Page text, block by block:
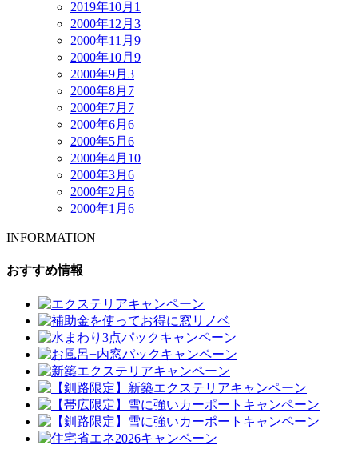
2019年10月 1
2000年12月 3
2000年11月 9
2000年10月 9
2000年9月 3
2000年8月 7
2000年7月 7
2000年6月 6
2000年5月 6
2000年4月 10
2000年3月 6
2000年2月 6
2000年1月 6
INFORMATION
おすすめ情報